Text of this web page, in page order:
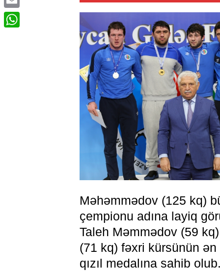
Məhəmmədov (125 kq)
çempionu adına layiq
Taleh Məmmədov (59
(71 kq) fəxri kürsünün
qızıl medalına sahib
Email